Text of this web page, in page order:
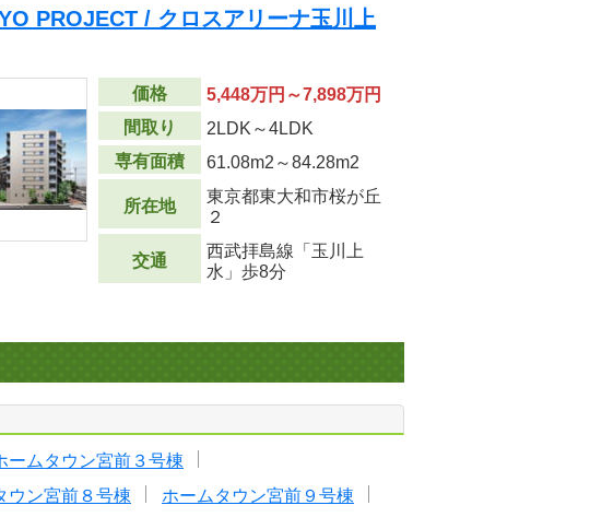
PROJECT / クロスアリーナ玉川上
価格
5,448万円～7,898万円
間取り
2LDK～4LDK
専有面積
61.08m2 ～84.28m2
所在地
東京都東大和市桜が丘
２
交通
西武拝島線「玉川上
水」歩8分
ームタウン宮前３号棟
ウン宮前８号棟
ホームタウン宮前９号棟